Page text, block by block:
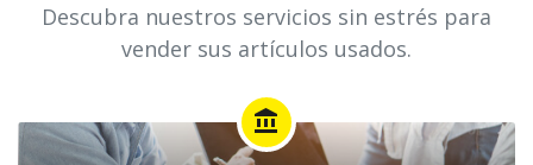
Descubra nuestros servicios sin estrés para
vender sus artículos usados.
account_balance